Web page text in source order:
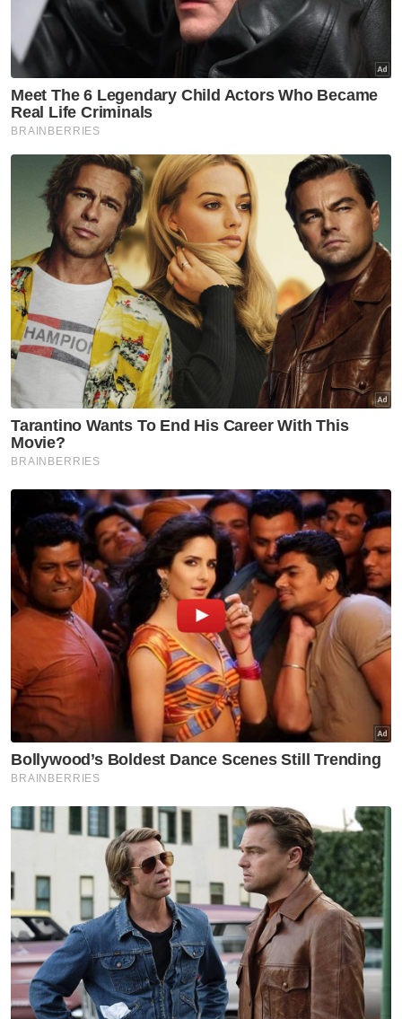
Perempuan
Masuk | Daftar VPoints: 0
Keluarga Malaysia
Majlis Belia Malaysia
Artikel Disyorkan
Nasional
Nasional
RCI TH: AMK gesa SPRM, PDRM
jejak aliran wang, dakwa
dalang sembunyikan maklumat
Nasional
Kebajikan tiga gajah Malaysia:
Shelter Ihsan mahu MPT
kemuka bukti, benarkan
pemeriksaan bebas
Nasional
ITE Singapura terbuka
kerjasama dengan ADTEC JTM